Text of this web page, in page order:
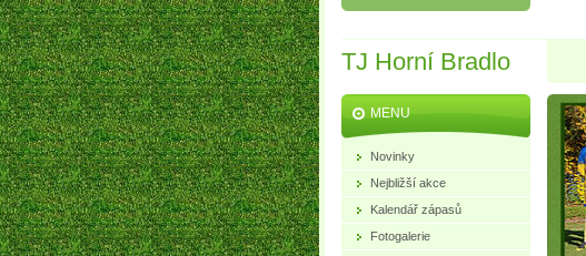
TJ Horní Bradlo
MENU
Novinky
Nejbližší akce
Kalendář zápasů
Fotogalerie